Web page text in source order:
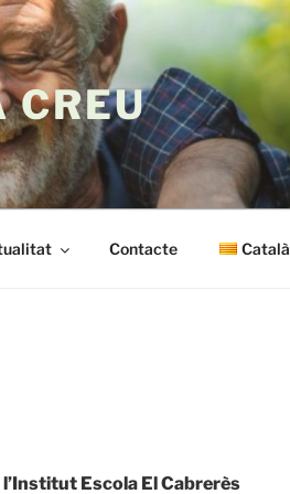
CREU
Contacte Català
l’Institut Escola El Cabrerès